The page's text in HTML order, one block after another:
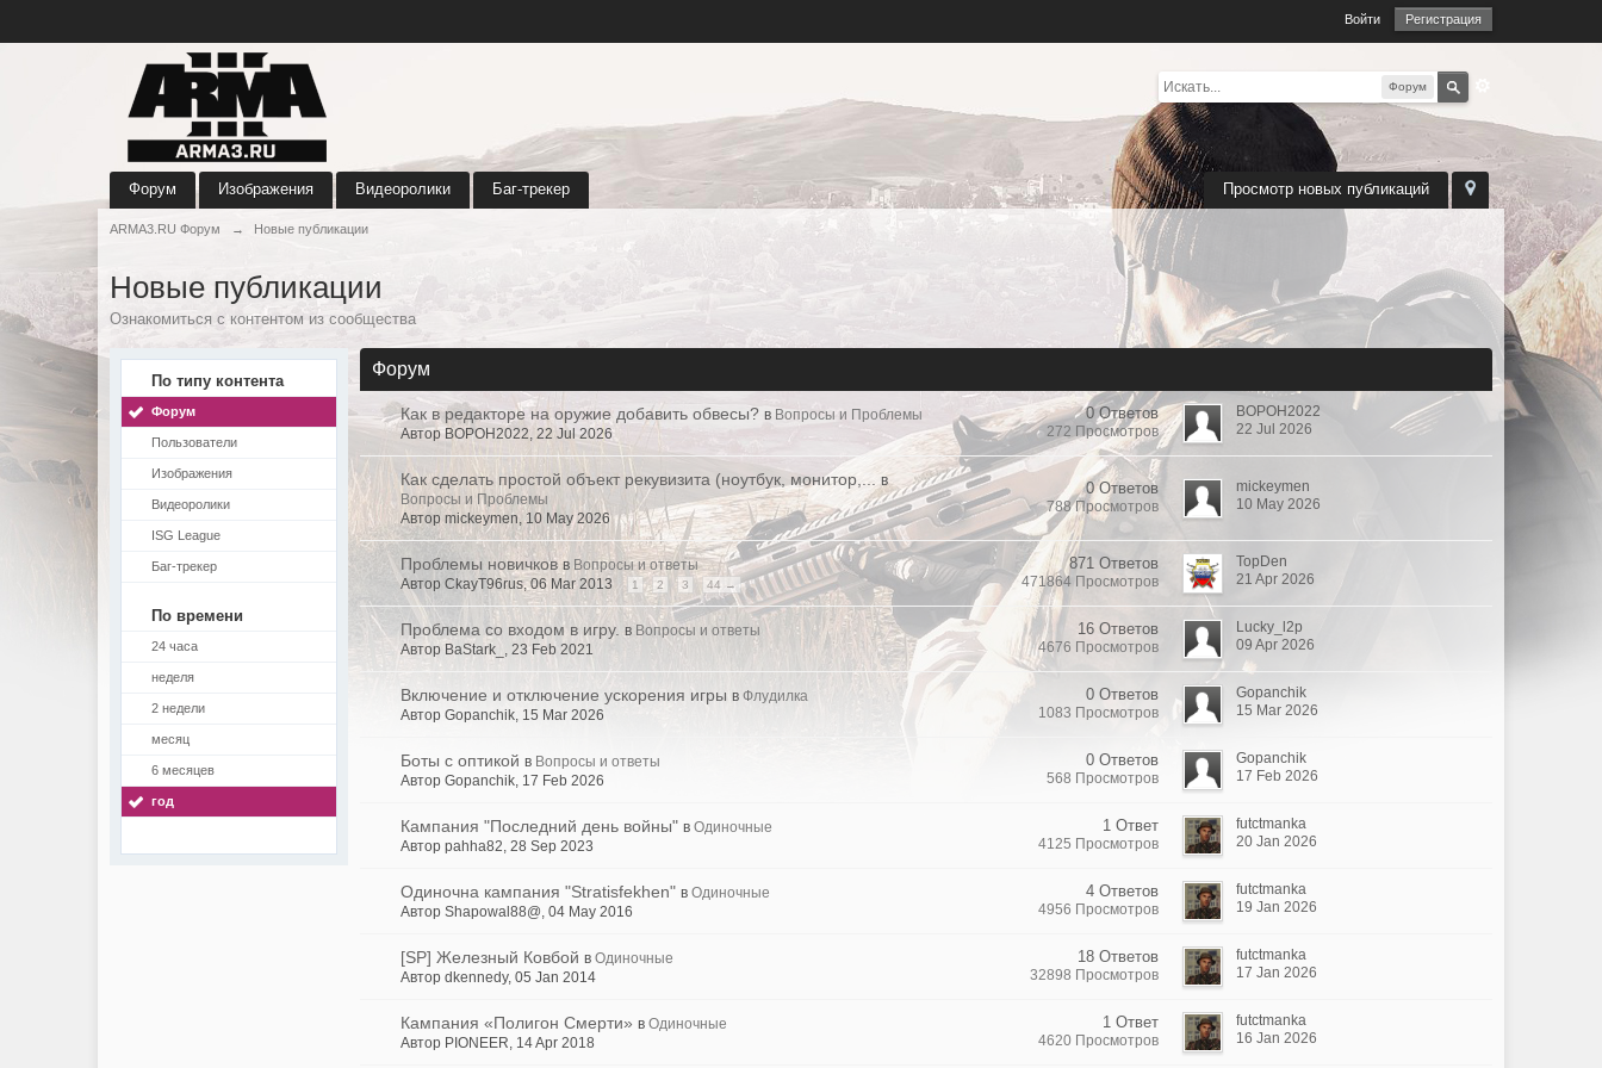
Войти Регистрация
Форум
Просмотр новых публикаций
Форум Изображения Видеоролики Баг-трекер
ARMA3.RU Форум → Новые публикации
Новые публикации
Ознакомиться с контентом из сообщества
По типу контента
Форум
Пользователи
Изображения
Видеоролики
ISG League
Баг-трекер
По времени
24 часа
неделя
2 недели
месяц
6 месяцев
год
Форум
Как в редакторе на оружие добавить обвесы? в Вопросы и Проблемы
Автор BOPOH2022, 22 Jul 2026
0 Ответов
272 Просмотров
BOPOH2022
22 Jul 2026
Как сделать простой объект рекувизита (ноутбук, монитор,...
в
Вопросы и Проблемы
Автор mickeymen, 10 May 2026
0 Ответов
788 Просмотров
mickeymen
10 May 2026
Проблемы новичков в Вопросы и ответы
Автор CkayT96rus, 06 Mar 2013
1 2 3 44 →
871 Ответов
471864 Просмотров
TopDen
21 Apr 2026
Проблема со входом в игру. в Вопросы и ответы
Автор BaStark_, 23 Feb 2021
16 Ответов
4676 Просмотров
Lucky_l2p
09 Apr 2026
Включение и отключение ускорения игры в Флудилка
Автор Gopanchik, 15 Mar 2026
0 Ответов
1083 Просмотров
Gopanchik
15 Mar 2026
Боты с оптикой в Вопросы и ответы
Автор Gopanchik, 17 Feb 2026
0 Ответов
568 Просмотров
Gopanchik
17 Feb 2026
Кампания "Последний день войны" в Одиночные
Автор pahha82, 28 Sep 2023
1 Ответ
4125 Просмотров
futctmanka
20 Jan 2026
Одиночна кампания "Stratisfekhen" в Одиночные
Автор Shapowal88@, 04 May 2016
4 Ответов
4956 Просмотров
futctmanka
19 Jan 2026
[SP] Железный Ковбой в Одиночные
Автор dkennedy, 05 Jan 2014
18 Ответов
32898 Просмотров
futctmanka
17 Jan 2026
Кампания «Полигон Смерти» в Одиночные
Автор PIONEER, 14 Apr 2018
1 Ответ
4620 Просмотров
futctmanka
16 Jan 2026